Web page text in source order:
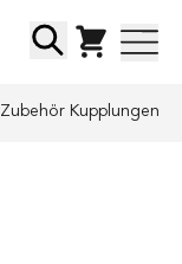
Suche
Zubehör Kupplungen